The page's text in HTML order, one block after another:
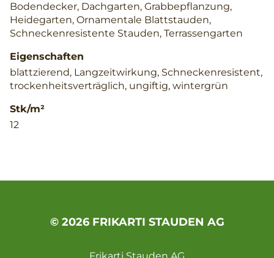
Bodendecker, Dachgarten, Grabbepflanzung,
Heidegarten, Ornamentale Blattstauden,
Schneckenresistente Stauden, Terrassengarten
Eigenschaften
blattzierend, Langzeitwirkung, Schneckenresistent,
trockenheitsverträglich, ungiftig, wintergrün
Stk/m²
12
© 2026 FRIKARTI STAUDEN AG